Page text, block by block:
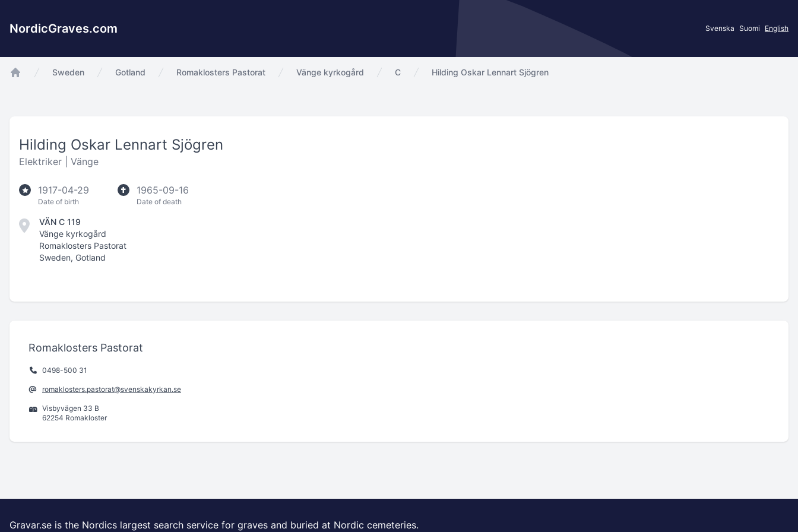
NordicGraves.com Svenska Suomi English
Sweden Gotland Romaklosters Pastorat Vänge kyrkogård C Hilding Oskar Lennart Sjögren
Hilding Oskar Lennart Sjögren
Elektriker | Vänge
1917-04-29
Date of birth
1965-09-16
Date of death
VÄN C 119
Vänge kyrkogård
Romaklosters Pastorat
Sweden, Gotland
Romaklosters Pastorat
0498-500 31
romaklosters.pastorat@svenskakyrkan.se
Visbyvägen 33 B
62254 Romakloster
Gravar.se is the Nordics largest search service for graves and buried at Nordic cemeteries.